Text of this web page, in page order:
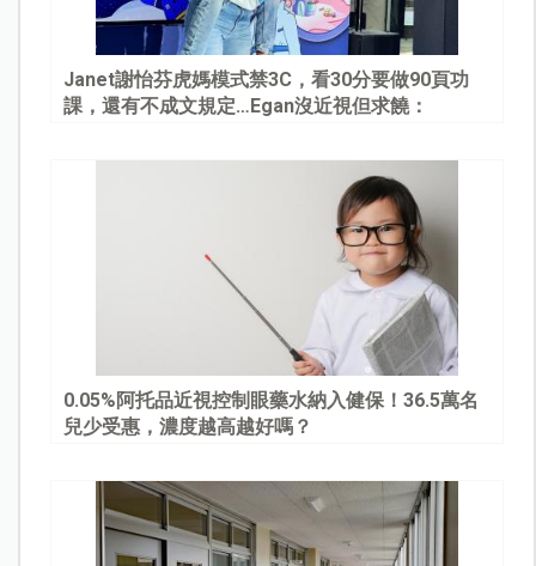
Janet謝怡芬虎媽模式禁3C，看30分要做90頁功
課，還有不成文規定…Egan沒近視但求饒：
0.05%阿托品近視控制眼藥水納入健保！36.5萬名
兒少受惠，濃度越高越好嗎？